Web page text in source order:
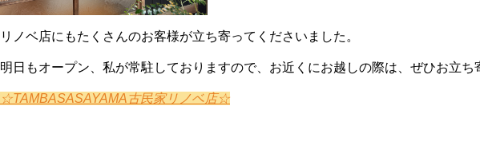
リノベ店にもたくさんのお客様が立ち寄ってくださいました。
明日もオープン、私が常駐しておりますので、お近くにお越しの際は、ぜひお立ち
☆TAMBASASAYAMA古民家リノベ店☆